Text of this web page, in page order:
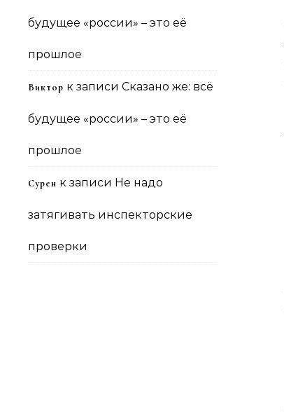
будущее «россии» – это её
прошлое
Виктор к записи Сказано же: всё
будущее «россии» – это её
прошлое
Сурен к записи Не надо
затягивать инспекторские
проверки